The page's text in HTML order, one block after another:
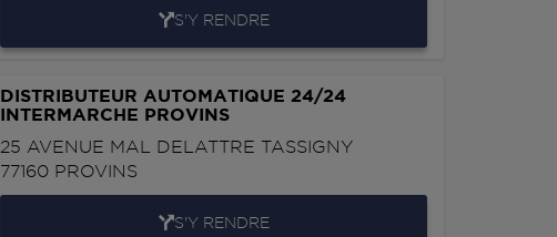
S'Y RENDRE
DISTRIBUTEUR AUTOMATIQUE 24/24
INTERMARCHE PROVINS
25 AVENUE MAL DELATTRE TASSIGNY
77160 PROVINS
S'Y RENDRE